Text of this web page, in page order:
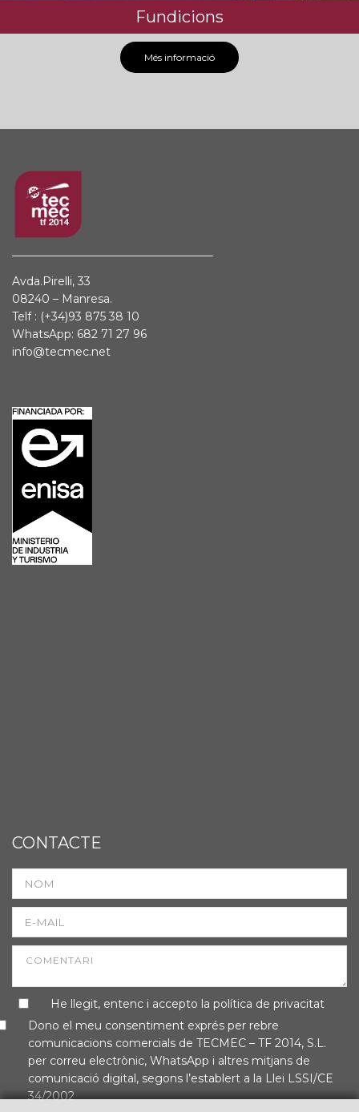
Fundicions
Més informació
Avda.Pirelli, 33
08240 – Manresa.
Telf : (+34)93 875 38 10
WhatsApp: 682 71 27 96
info@tecmec.net
CONTACTE
He llegit, entenc i accepto la política de privacitat
Dono el meu consentiment exprés per rebre
comunicacions comercials de TECMEC – TF 2014, S.L.
per correu electrònic, WhatsApp i altres mitjans de
comunicació digital, segons l’establert a la Llei LSSI/CE
34/2002